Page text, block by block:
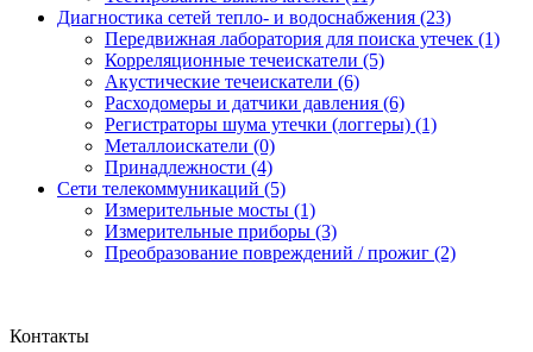
Диагностика сетей тепло- и водоснабжения (23)
Передвижная лаборатория для поиска утечек (1)
Корреляционные течеискатели (5)
Акустические течеискатели (6)
Расходомеры и датчики давления (6)
Регистраторы шума утечки (логгеры) (1)
Металлоискатели (0)
Принадлежности (4)
Сети телекоммуникаций (5)
Измерительные мосты (1)
Измерительные приборы (3)
Преобразование повреждений / прожиг (2)
Контакты